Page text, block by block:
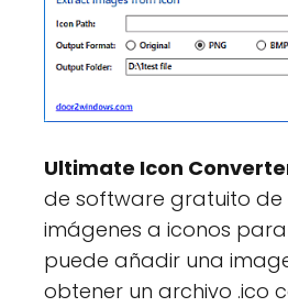
Ultimate Icon
de software gratuito de
imágenes a iconos para
puede añadir una
obtener un archivo .ico